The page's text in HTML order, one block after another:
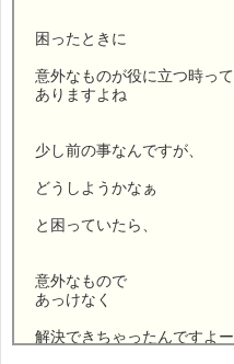
困ったときに
意外なものが役に立つ時って
ありますよね
少し前の事なんですが、
どうしようかなぁ
と困っていたら、
意外なもので
あっけなく
解決できちゃったんですよー